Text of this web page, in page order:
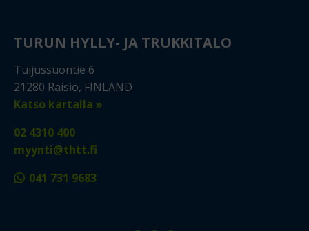
TURUN HYLLY- JA TRUKKITALO
Tuijussuontie 6
21280 Raisio, FINLAND
Katso kartalla »
02 4310 400
myynti@thtt.fi
041 731 9683